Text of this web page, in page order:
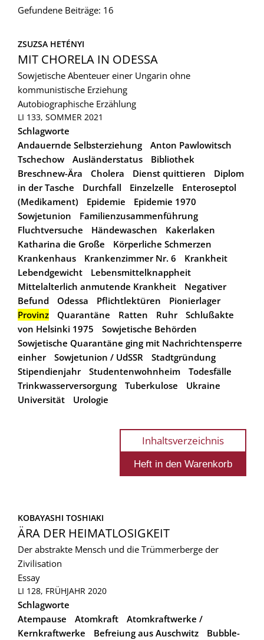
Gefundene Beiträge: 16
ZSUZSA HETÉNYI
MIT CHORELA IN ODESSA
Sowjetische Abenteuer einer Ungarin ohne
kommunistische Erziehung
Autobiographische Erzählung
LI 133, SOMMER 2021
Schlagworte
Andauernde Selbsterziehung
Anton Pawlowitsch
Tschechow
Ausländerstatus
Bibliothek
Breschnew-Ära
Cholera Dienst quittieren
Diplom
in der Tasche
Durchfall Einzelzelle
Enteroseptol
(Medikament)
Epidemie
Epidemie 1970
Sowjetunion
Familienzusammenführung
Fluchtversuche
Händewaschen
Kakerlaken
Katharina die Große
Körperliche Schmerzen
Krankenhaus
Krankenzimmer Nr. 6
Krankheit
Lebendgewicht
Lebensmittelknappheit
Mittelalterlich anmutende Krankheit
Negativer
Befund
Odessa Pflichtlektüren
Pionierlager
Provinz
Quarantäne Ratten Ruhr
Schlußakte
von Helsinki 1975
Sowjetische Behörden
Sowjetische Quarantäne ging mit Nachrichtensperre
einher
Sowjetunion / UdSSR
Stadtgründung
Stipendienjahr
Studentenwohnheim
Todesfälle
Trinkwasserversorgung
Tuberkulose
Ukraine
Universität
Urologie
Inhaltsverzeichnis
KOBAYASHI TOSHIAKI
ÄRA DER HEIMATLOSIGKEIT
Der abstrakte Mensch und die Trümmerberge der
Zivilisation
Essay
LI 128, FRÜHJAHR 2020
Schlagworte
Atempause
Atomkraft
Atomkraftwerke /
Kernkraftwerke
Befreiung aus Auschwitz
Bubble-